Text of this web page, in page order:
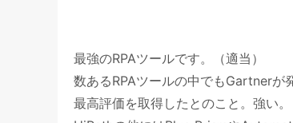
最強のRPAツールです。（適当）
数あるRPAツールの中でもGartnerが
最高評価を取得したとのこと。強い。